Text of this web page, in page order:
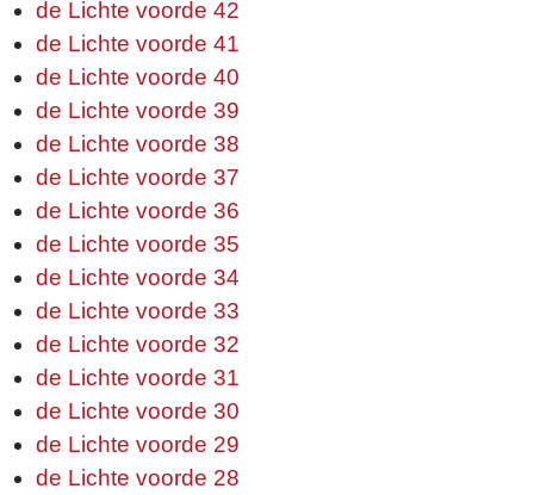
de Lichte voorde 42
de Lichte voorde 41
de Lichte voorde 40
de Lichte voorde 39
de Lichte voorde 38
de Lichte voorde 37
de Lichte voorde 36
de Lichte voorde 35
de Lichte voorde 34
de Lichte voorde 33
de Lichte voorde 32
de Lichte voorde 31
de Lichte voorde 30
de Lichte voorde 29
de Lichte voorde 28